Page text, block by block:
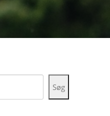
Søg